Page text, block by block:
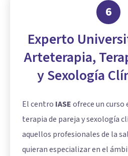
6
Experto
Arteterapia,
y Sexología
El centro IASEofrece un
terapia de pareja y sexología
aquellos profesionales de la
quieran especializar en el